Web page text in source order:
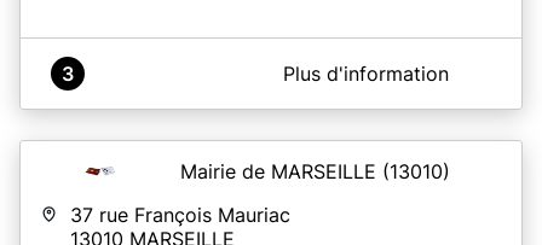
A propos de Mairie de Fort de France (Centre Ville)
- Déposer vos demandes de titres d'identité,
- Élaborer vos dossiers de mariages ou pacs,
- Réaliser vos déclarations de naissances et de
reconnaissances,
3 Plus d'information
Mairie de MARSEILLE (13010)
37 rue François Mauriac
13010 MARSEILLE